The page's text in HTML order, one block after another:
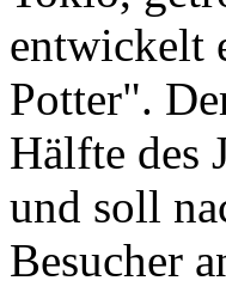
entwickelt
Potter".
Hälfte des
und soll
Besucher